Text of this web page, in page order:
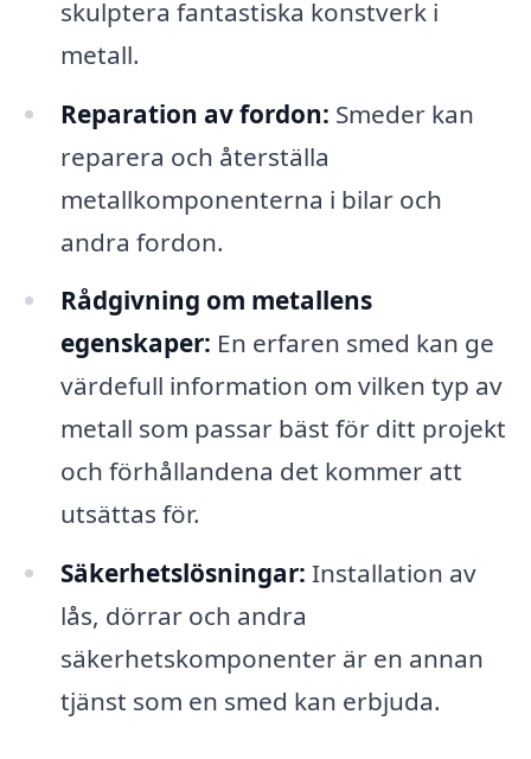
skulptera fantastiska konstverk i
metall.
Reparation av fordon: Smeder kan
reparera och återställa
metallkomponenterna i bilar och
andra fordon.
Rådgivning om metallens
egenskaper: En erfaren smed kan ge
värdefull information om vilken typ av
metall som passar bäst för ditt projekt
och förhållandena det kommer att
utsättas för.
Säkerhetslösningar: Installation av
lås, dörrar och andra
säkerhetskomponenter är en annan
tjänst som en smed kan erbjuda.